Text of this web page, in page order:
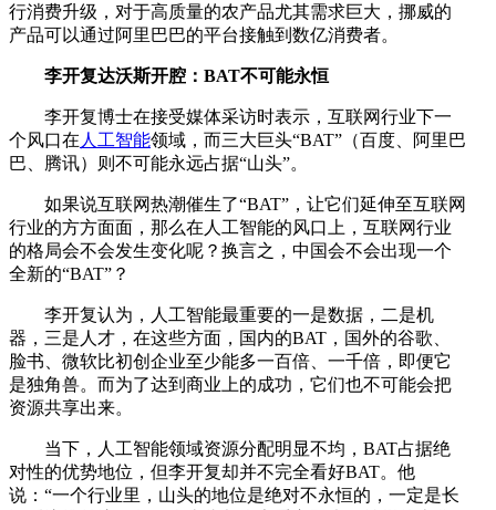
行消费升级，对于高质量的农产品尤其需求巨大，挪威的
产品可以通过阿里巴巴的平台接触到数亿消费者。
李开复达沃斯开腔：BAT不可能永恒
李开复博士在接受媒体采访时表示，互联网行业下一
个风口在 人工智能领域，而三大巨头“BAT”（百度、阿里巴
巴、腾讯）则不可能永远占据“山头”。
如果说互联网热潮催生了“BAT”，让它们延伸至互联网
行业的方方面面，那么在人工智能的风口上，互联网行业
的格局会不会发生变化呢？换言之，中国会不会出现一个
全新的“BAT”？
李开复认为，人工智能最重要的一是数据，二是机
器，三是人才，在这些方面，国内的BAT，国外的谷歌、
脸书、微软比初创企业至少能多一百倍、一千倍，即便它
是独角兽。而为了达到商业上的成功，它们也不可能会把
资源共享出来。
当下，人工智能领域资源分配明显不均，BAT占据绝
对性的优势地位，但李开复却并不完全看好BAT。他
说：“一个行业里，山头的地位是绝对不永恒的，一定是长